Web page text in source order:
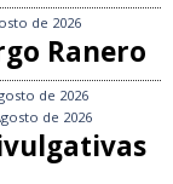
de 2026
Ranero
de 2026
de 2026